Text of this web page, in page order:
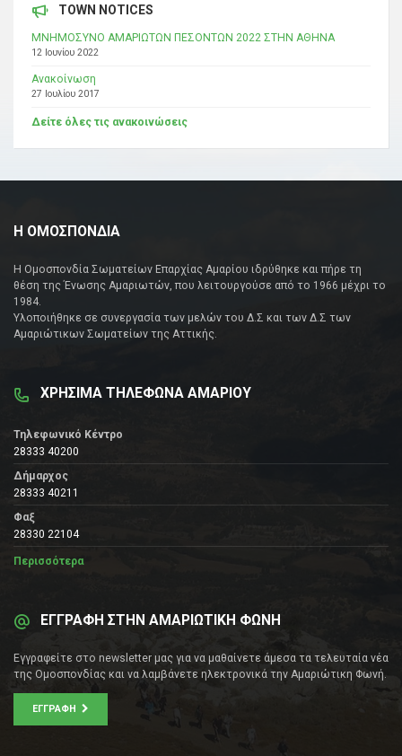
TOWN NOTICES
ΜΝΗΜΟΣΥΝΟ ΑΜΑΡΙΩΤΩΝ ΠΕΣΟΝΤΩΝ 2022 ΣΤΗΝ ΑΘΗΝΑ
12 Ιουνίου 2022
Ανακοίνωση
27 Ιουλίου 2017
Δείτε όλες τις ανακοινώσεις
Η ΟΜΟΣΠΟΝΔΙΑ
Η Ομοσπονδία Σωματείων Επαρχίας Αμαρίου ιδρύθηκε και πήρε τη
θέση της Ένωσης Αμαριωτών, που λειτουργούσε από το 1966 μέχρι το
1984.
Υλοποιήθηκε σε συνεργασία των μελών του Δ.Σ και των Δ.Σ των
Αμαριώτικων Σωματείων της Αττικής.
ΧΡΗΣΙΜΑ ΤΗΛΕΦΩΝΑ ΑΜΑΡΙΟΥ
Τηλεφωνικό Κέντρο
28333 40200
Δήμαρχος
28333 40211
Φαξ
28330 22104
Περισσότερα
ΕΓΓΡΑΦΗ ΣΤΗΝ ΑΜΑΡΙΩΤΙΚΗ ΦΩΝΗ
Εγγραφείτε στο newsletter μας για να μαθαίνετε άμεσα τα τελευταία νέα
της Ομοσπονδίας και να λαμβάνετε ηλεκτρονικά την Αμαριώτικη Φωνή.
ΕΓΓΡΑΦΉ